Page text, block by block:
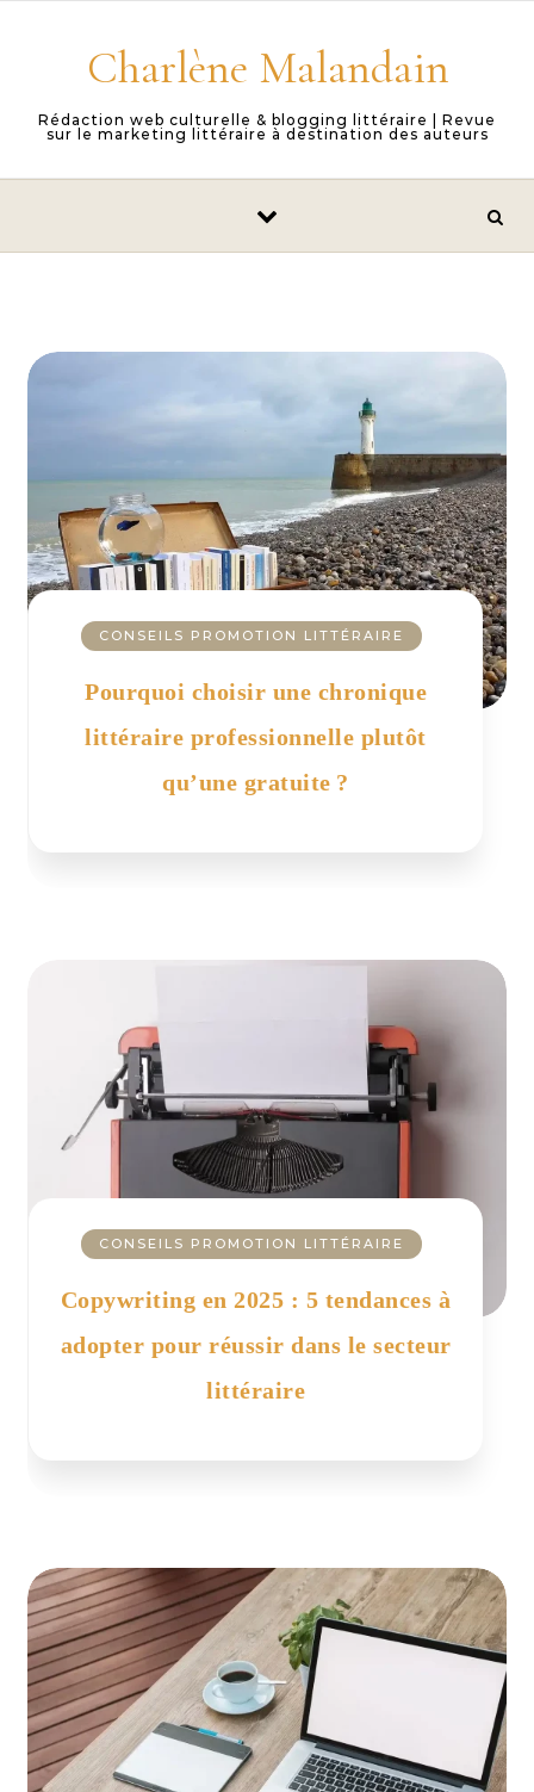
Charlène Malandain
Rédaction web culturelle & blogging littéraire | Revue
sur le marketing littéraire à destination des auteurs
CONSEILS PROMOTION LITTÉRAIRE
Pourquoi choisir une chronique
littéraire professionnelle plutôt
qu’une gratuite ?
CONSEILS PROMOTION LITTÉRAIRE
Copywriting en 2025 : 5 tendances à
adopter pour réussir dans le secteur
littéraire